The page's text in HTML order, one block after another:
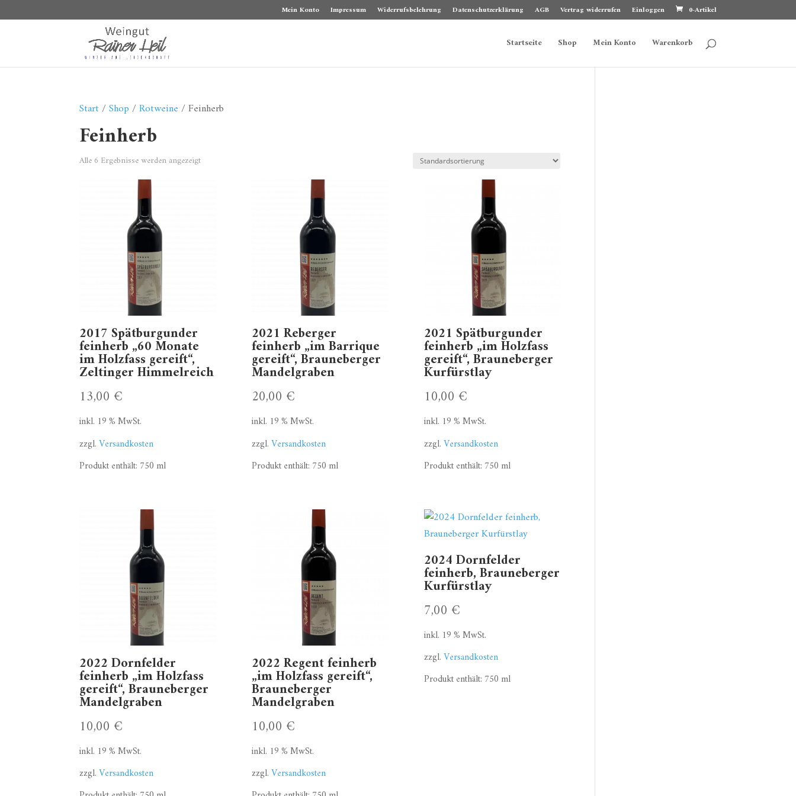
Mein Konto Impressum Widerrufsbelehrung Datenschutzerklärung AGB Vertrag widerrufen Einloggen 0-Artikel
Startseite Shop Mein Konto Warenkorb
Start/Shop /Rotweine / Feinherb
Feinherb
Alle 6 Ergebnisse werden angezeigt
2017 Spätburgunder
feinherb „60 Monate
im Holzfass gereift“,
Zeltinger Himmelreich
13,00 €
inkl. 19 % MwSt.
zzgl.Versandkosten
Produkt enthält: 750 ml
2021 Reberger
feinherb „im Barrique
gereift“, Brauneberger
Mandelgraben
20,00 €
inkl. 19 % MwSt.
zzgl.Versandkosten
Produkt enthält: 750 ml
2021 Spätburgunder
feinherb „im Holzfass
gereift“, Brauneberger
Kurfürstlay
10,00 €
inkl. 19 % MwSt.
zzgl.Versandkosten
Produkt enthält: 750 ml
2022 Dornfelder
feinherb „im Holzfass
gereift“, Brauneberger
Mandelgraben
10,00 €
inkl. 19 % MwSt.
zzgl.Versandkosten
2022 Regent feinherb
„im Holzfass gereift“,
Brauneberger
Mandelgraben
10,00 €
inkl. 19 % MwSt.
zzgl.Versandkosten
2024 Dornfelder
feinherb, Brauneberger
Kurfürstlay
7,00 €
inkl. 19 % MwSt.
zzgl.Versandkosten
Produkt enthält: 750 ml